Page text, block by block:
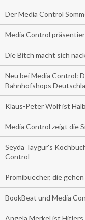
Der Media Control
Media Control
Die Bitch macht sich
Neu bei Media Control:
Bahnhofshops
Klaus-Peter Wolf ist
Media Control zeigt die
Seyda Taygur's
Control
Promibuecher, die
BookBeat und Media
Angela Merkel ist